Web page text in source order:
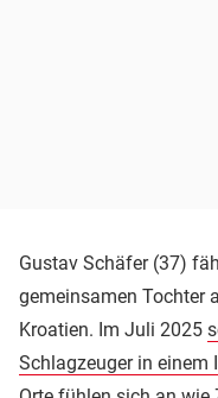
Gustav Schäfer (37)
gemeinsamen Tochter
Kroatien. Im Juli 2025
Schlagzeuger in einem